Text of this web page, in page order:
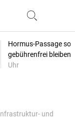
Hormus-Passage
gebührenfrei bleiben
Uhr
und